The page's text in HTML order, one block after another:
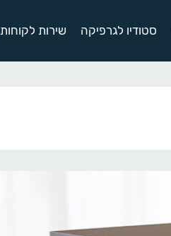
סטודיו לגרפיקה שירות לקוחות